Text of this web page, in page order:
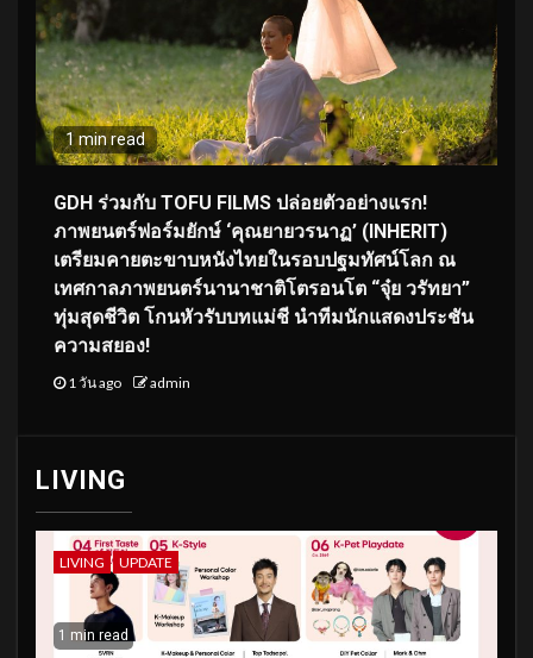
1 min read
GDH ร่วมกับ TOFU FILMS ปล่อยตัวอย่างแรก!
ภาพยนตร์ฟอร์มยักษ์ ‘คุณยายวรนาฏ’ (INHERIT)
เตรียมคายตะขาบหนังไทยในรอบปฐมทัศน์โลก ณ
เทศกาลภาพยนตร์นานาชาติโตรอนโต “จุ๋ย วรัทยา”
ทุ่มสุดชีวิต โกนหัวรับบทแม่ชี นำทีมนักแสดงประชัน
ความสยอง!
1 วัน ago admin
LIVING
LIVING UPDATE
1 min read